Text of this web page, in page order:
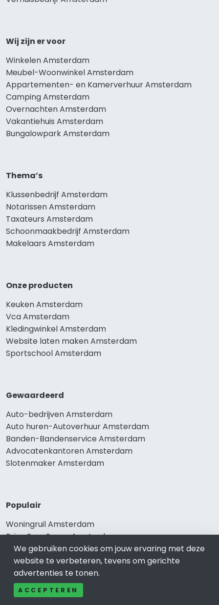
Wij zijn er voor
Winkelen Amsterdam
Meubel-Woonwinkel Amsterdam
Appartementen- en Kamerverhuur Amsterdam
Camping Amsterdam
Overnachten Amsterdam
Vakantiehuis Amsterdam
Bungalowpark Amsterdam
Thema’s
Klussenbedrijf Amsterdam
Notarissen Amsterdam
Taxateurs Amsterdam
Schoonmaakbedrijf Amsterdam
Makelaars Amsterdam
Onze producten
Keuken Amsterdam
Vca Amsterdam
Kledingwinkel Amsterdam
Website laten maken Amsterdam
Sportschool Amsterdam
Gewaardeerd
Auto-bedrijven Amsterdam
Auto huren-Autoverhuur Amsterdam
Banden-Bandenservice Amsterdam
Advocatenkantoren Amsterdam
Slotenmaker Amsterdam
Populair
Woningruil Amsterdam
Prive Spa-Sauna Amsterdam
Incassobureau Amsterdam
Bedrijfsruimte Amsterdam
Ongediertebestrijding Amsterdam
We gebruiken cookies om jouw ervaring met deze
website te verbeteren, tevens om gerichte
advertenties te tonen.
ACCEPTEREN